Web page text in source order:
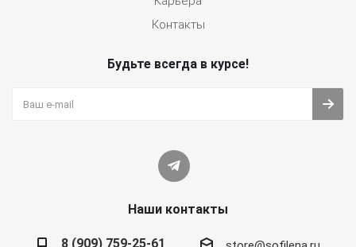
Контакты
Будьте всегда в курсе!
Наши контакты
8 (909) 759-25-61